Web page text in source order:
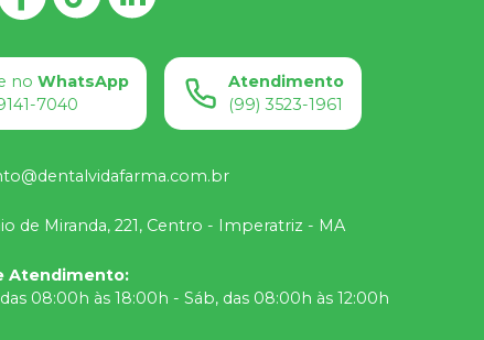
no WhatsApp
7040
Atendimento
(99) 3523-1961
de Miranda, 221, Centro - Imperatriz - MA
Atendimento:
08:00h às 18:00h - Sáb, das 08:00h às 12:00h